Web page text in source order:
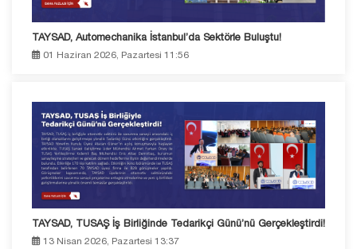
TAYSAD, Automechanika İstanbul’da Sektörle Buluştu!
01 Haziran 2026, Pazartesi 11:56
TAYSAD, TUSAŞ İş Birliğinde Tedarikçi Günü’nü Gerçekleştirdi!
13 Nisan 2026, Pazartesi 13:37